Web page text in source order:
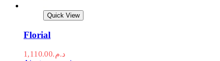
Quick View
Florial
د.م.1,110.00